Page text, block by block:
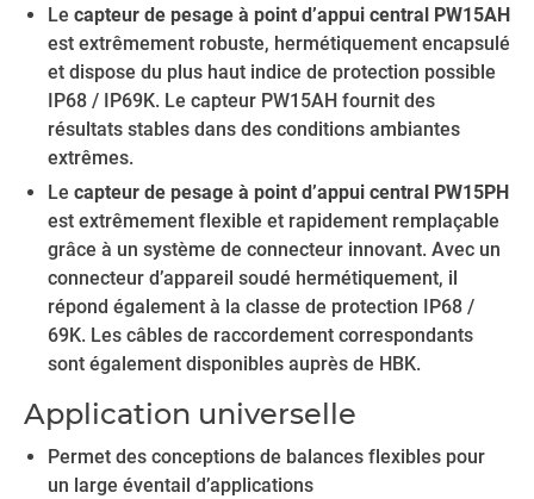
Le capteur de pesage à point d’appui central PW15AH
est extrêmement robuste, hermétiquement encapsulé
et dispose du plus haut indice de protection possible
IP68 / IP69K. Le capteur PW15AH fournit des
résultats stables dans des conditions ambiantes
extrêmes.
Le capteur de pesage à point d’appui central PW15PH
est extrêmement flexible et rapidement remplaçable
grâce à un système de connecteur innovant. Avec un
connecteur d’appareil soudé hermétiquement, il
répond également à la classe de protection IP68 /
69K. Les câbles de raccordement correspondants
sont également disponibles auprès de HBK.
Application universelle
Permet des conceptions de balances flexibles pour
un large éventail d’applications